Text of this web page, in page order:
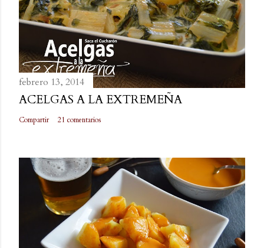
febrero 13, 2014
ACELGAS A LA EXTREMEÑA
Compartir 21 comentarios